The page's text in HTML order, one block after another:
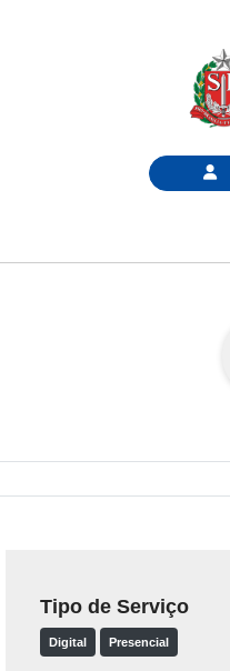
Tipo de Serviço
Digital Presencial